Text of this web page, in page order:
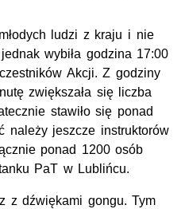
ludzi z kraju i nie
wybiła godzina 17:00
Akcji. Z godziny
zwiększała się liczba
stawiło się ponad
należy jeszcze instruktorów
ponad 1200 osób
PaT w Lublińcu.
z dźwiękami gongu. Tym